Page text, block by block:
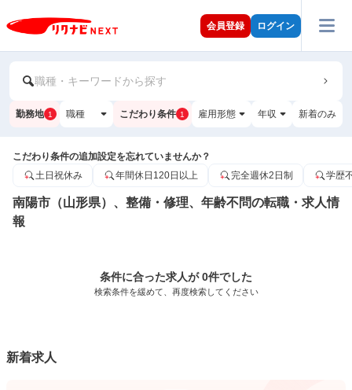
会員登録 ログイン
職種・キーワードから探す
勤務地 1 職種 こだわり条件 1 雇用形態 年収 新着のみ
こだわり条件の追加設定を忘れていませんか？
土日祝休み
年間休日120日以上 完全週休2日制 学歴
南陽市（山形県）、整備・修理、年齢不問の転職・求人情
報
条件に合った求人が 0件でした
検索条件を緩めて、再度検索してください
新着求人